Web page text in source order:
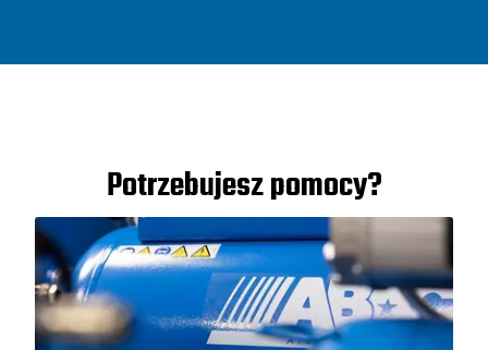
Potrzebujesz pomocy?